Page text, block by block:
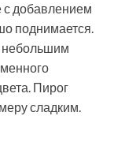
с добавлением
поднимается.
небольшим
Пирог
сладким.